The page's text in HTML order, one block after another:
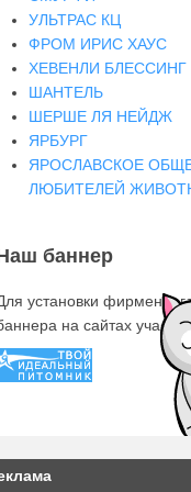
УЛЬТРАС КЦ
ФРОМ ИРИС ХАУС
ХЕВЕНЛИ БЛЕССИНГ
ШАНТЕЛЬ
ШЕРШЕ ЛЯ НЕЙДЖ
ЯРБУРГ
ЯРОСЛАВСКОЕ
ЛЮБИТЕЛЕЙ
баннер
установки
на сайтах